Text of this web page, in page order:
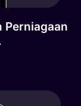
Perniagaan